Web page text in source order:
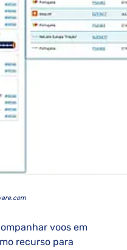
voos em
recurso para